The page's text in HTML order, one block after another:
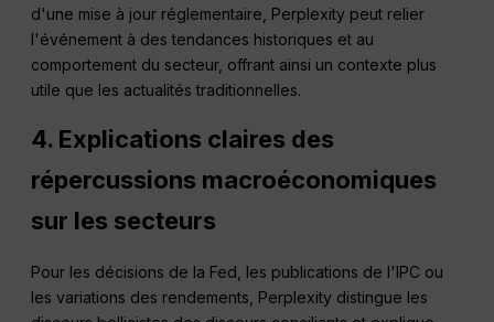
d'une mise à jour réglementaire, Perplexity peut relier
l'événement à des tendances historiques et au
comportement du secteur, offrant ainsi un contexte plus
utile que les actualités traditionnelles.
4. Explications claires des
répercussions macroéconomiques
sur les secteurs
Pour les décisions de la Fed, les publications de l'IPC ou
les variations des rendements, Perplexity distingue les